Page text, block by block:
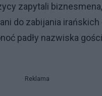
zapytali
do zabijania
padły nazwiska
Reklama